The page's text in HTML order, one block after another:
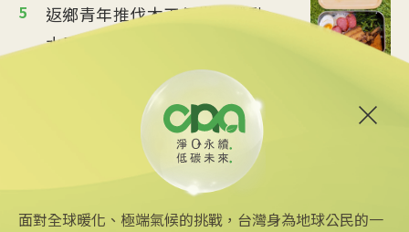
5
返鄉青年推伐木工便當 帶動
水里觀光與減碳經濟
台中智慧停車無紙化9/8上線
2025/08/11 18:54
面對全球暖化、極端氣候的挑戰，台灣身為地球公民的一